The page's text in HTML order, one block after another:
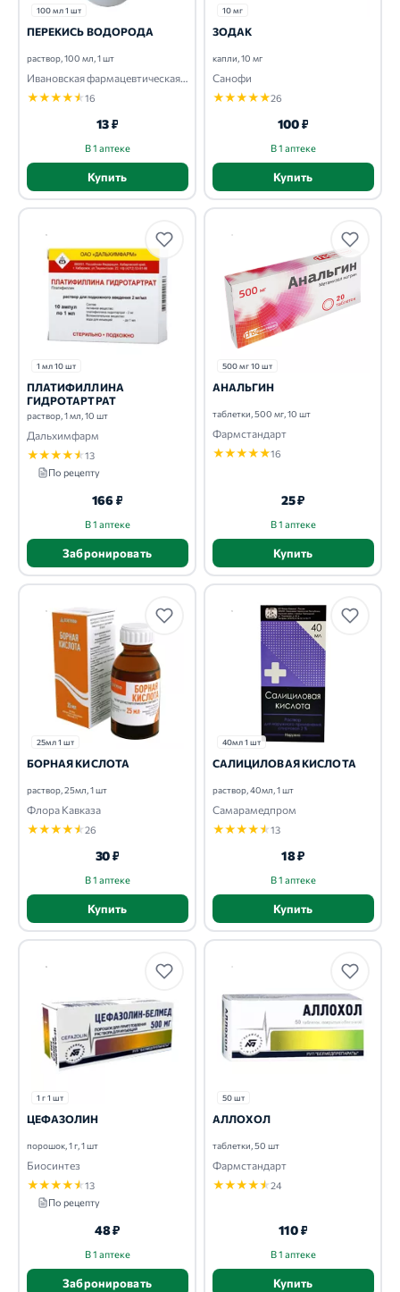
100 мл 1 шт
ПЕРЕКИСЬ ВОДОРОДА
раствор, 100 мл, 1 шт
Ивановская фармацевтическая фабрика
★★★★★16
13 ₽
В 1 аптеке
Купить
10 мг
ЗОДАК
капли, 10 мг
Санофи
★★★★★26
100 ₽
В 1 аптеке
Купить
1 мл 10 шт
ПЛАТИФИЛЛИНА
ГИДРОТАРТРАТ
раствор, 1 мл, 10 шт
Дальхимфарм
★★★★★13
По рецепту
166 ₽
В 1 аптеке
Забронировать
500 мг 10 шт
АНАЛЬГИН
таблетки, 500 мг, 10 шт
Фармстандарт
★★★★★16
25 ₽
В 1 аптеке
Купить
25мл 1 шт
БОРНАЯ КИСЛОТА
раствор, 25мл, 1 шт
Флора Кавказа
★★★★★26
30 ₽
В 1 аптеке
Купить
40мл 1 шт
САЛИЦИЛОВАЯ КИСЛОТА
раствор, 40мл, 1 шт
Самарамедпром
★★★★★13
18 ₽
В 1 аптеке
Купить
1 г 1 шт
ЦЕФАЗОЛИН
порошок, 1 г, 1 шт
Биосинтез
★★★★★13
По рецепту
48 ₽
В 1 аптеке
Забронировать
50 шт
АЛЛОХОЛ
таблетки, 50 шт
Фармстандарт
★★★★★24
110 ₽
В 1 аптеке
Купить